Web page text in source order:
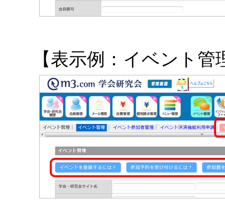
【表示例：イベント管